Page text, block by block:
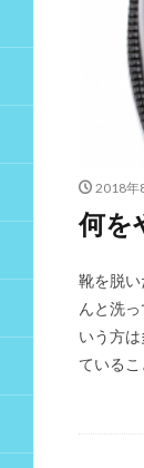
2018年
何を
靴を脱
んと洗
いう方
ている